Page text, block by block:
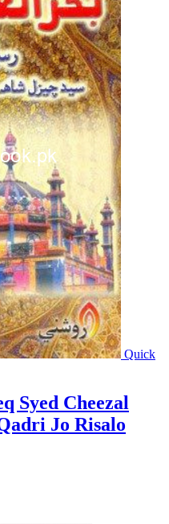
Quick
Syed Cheezal
Jo Risalo